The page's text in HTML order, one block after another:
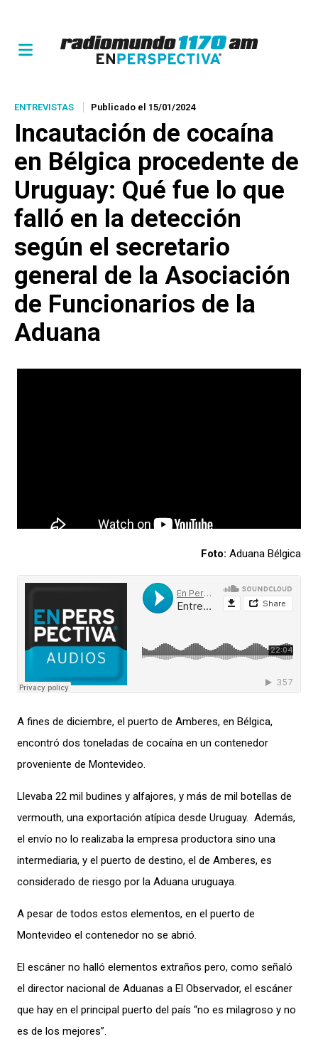
ENTREVISTAS Publicado el 15/01/2024
Incautación de cocaína
en Bélgica procedente de
Uruguay: Qué fue lo que
falló en la detección
según el secretario
general de la Asociación
de Funcionarios de la
Aduana
Foto: Aduana Bélgica
A fines de diciembre, el puerto de Amberes, en Bélgica,
encontró dos toneladas de cocaína en un contenedor
proveniente de Montevideo.
Llevaba 22 mil budines y alfajores, y más de mil botellas de
vermouth, una exportación atípica desde Uruguay. Además,
el envío no lo realizaba la empresa productora sino una
intermediaria, y el puerto de destino, el de Amberes, es
considerado de riesgo por la Aduana uruguaya.
A pesar de todos estos elementos, en el puerto de
Montevideo el contenedor no se abrió.
El escáner no halló elementos extraños pero, como señaló
el director nacional de Aduanas a El Observador, el escáner
que hay en el principal puerto del país “no es milagroso y no
es de los mejores”.